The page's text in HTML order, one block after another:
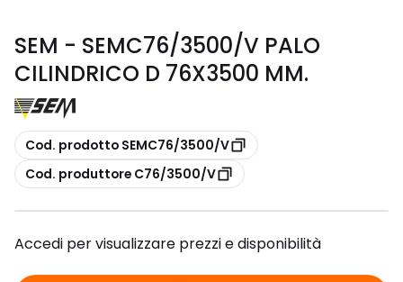
SEM - SEMC76/3500/V PALO
CILINDRICO D 76X3500 MM.
copia
Cod. prodotto SEMC76/3500/V
copia
Cod. produttore C76/3500/V
Accedi per visualizzare prezzi e disponibilità